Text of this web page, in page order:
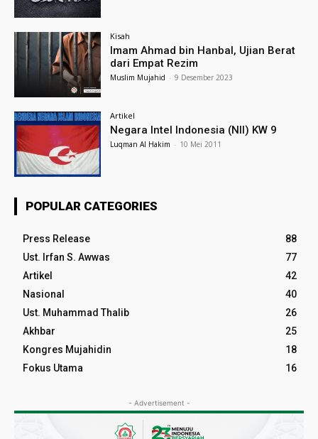
Kisah
Imam Ahmad bin Hanbal, Ujian Berat
dari Empat Rezim
Muslim Mujahid - 9 Desember 2023
Artikel
Negara Intel Indonesia (NII) KW 9
Luqman Al Hakim - 10 Mei 2011
POPULAR CATEGORIES
Press Release
88
Ust. Irfan S. Awwas
77
Artikel
42
Nasional
40
Ust. Muhammad Thalib
26
Akhbar
25
Kongres Mujahidin
18
Fokus Utama
16
- Advertisement -